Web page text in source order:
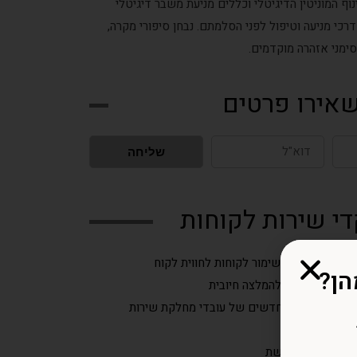
המוניטין הדיגיטלי וכללים מניעת משבר דיגיטלי
מניעה וטיפול לפני הסלמתם. נבחן סיפורי מקרה,
אזהרה מוקדמים.
פרטים
שליחה
שירות לקוחות
הקשר בין שירות ושימור לקוחות לחווית לקוח
שלילית להמלצה חיובית
כללי ההתנהגות החדשים של עובדי מחלקת שירות
כוחו של ניטור ברשת